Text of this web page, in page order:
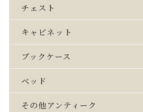
チェスト
キャビネット
ブックケース
ベッド
その他アンティーク